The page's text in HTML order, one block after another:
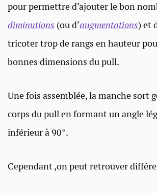
pour permettre d’ajouter le bon
diminutions (ou d’augmentations) et
tricoter trop de rangs en hauteur
bonnes dimensions du pull.
Une fois assemblée, la manche sort
corps du pull en formant un angle
inférieur à 90°.
Cependant ,on peut retrouver